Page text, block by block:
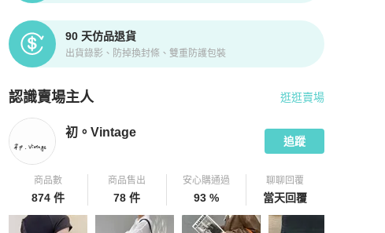
90 天仿品退貨
出貨錄影、防掉換封條、雙重防護包裝
認識賣場主人
PopChill 拍拍圈嚴選賣家
逛逛賣場
初。Vintage
追蹤
商品數
874 件
商品售出
78 件
安心購通過
93 %
聊聊回覆
當天回覆